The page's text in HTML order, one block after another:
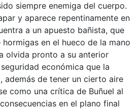
siempre enemiga del cuerpo.
y aparece repentinamente en
a un apuesto bañista, que
en el hueco de la mano
olvida pronto a su anterior
económica que la
además de tener un cierto aire
como una crítica de Buñuel al
en el plano final